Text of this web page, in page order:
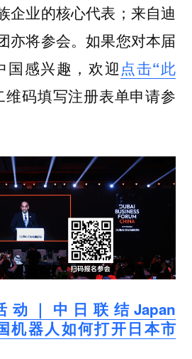
企业的核心代表；来自迪
亦将参会。如果您对本届
国感兴趣，欢迎 点击“此
维码填写注册表单申请参
动｜中日联结Japan
机器人如何打开日本市